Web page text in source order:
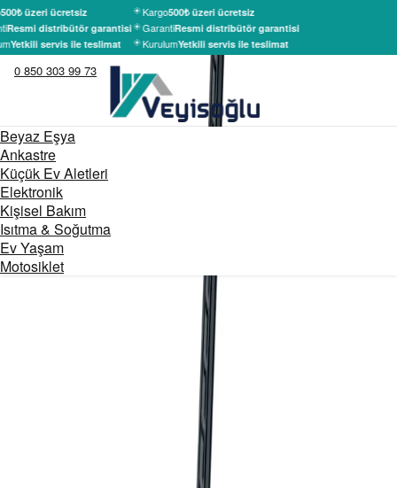
üzeri ücretsiz
Resmi distribütör garantisi
Yetkili servis ile teslimat
Kargo500₺ üzeri ücretsiz
GarantiResmi distribütör garantisi
KurulumYetkili servis ile teslimat
0 850 303 99 73
Beyaz Eşya
Ankastre
Küçük Ev Aletleri
Elektronik
Kişisel Bakım
Isıtma & Soğutma
Ev Yaşam
Motosiklet